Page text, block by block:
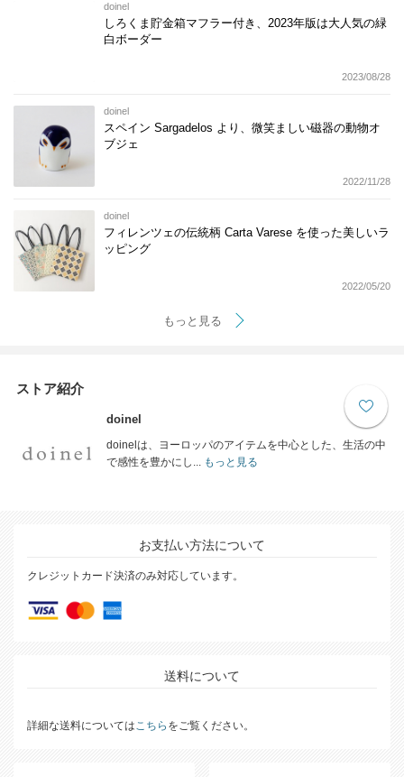
doinel
しろくま貯金箱マフラー付き、2023年版は大人気の緑
白ボーダー
2023/08/28
doinel
スペイン Sargadelos より、微笑ましい磁器の動物オ
ブジェ
2022/11/28
doinel
フィレンツェの伝統柄 Carta Varese を使った美しいラ
ッピング
2022/05/20
もっと見る
ストア紹介
doinel
doinelは、ヨーロッパのアイテムを中心とした、生活の中
で感性を豊かにし...もっと見る
お支払い方法について
クレジットカード決済のみ対応しています。
送料について
詳細な送料についてはこちら をご覧ください。